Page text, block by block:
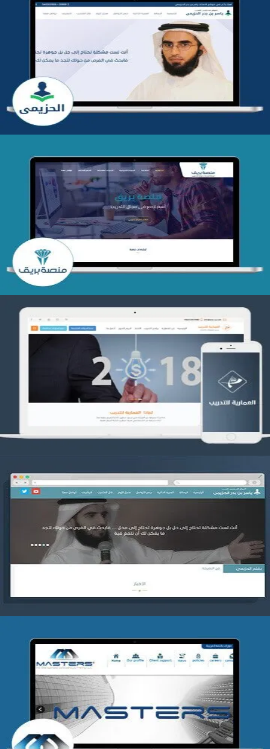
تطوير موقع المدرب ياسر الحزيمي
التفاصيل
تصميم منصة بريق
التفاصيل
تصميم العمارية للتدريب
التفاصيل
موقع ياسر بن بدر الحزيمي
التفاصيل
شركة MASTERS للتدريب
التفاصيل